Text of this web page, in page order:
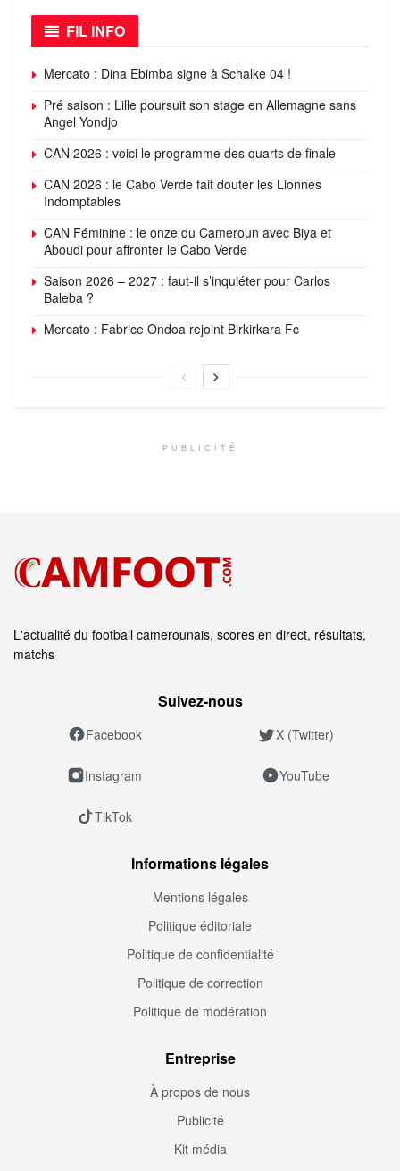
FIL INFO
Mercato : Dina Ebimba signe à Schalke 04 !
Pré saison : Lille poursuit son stage en Allemagne sans
Angel Yondjo
CAN 2026 : voici le programme des quarts de finale
CAN 2026 : le Cabo Verde fait douter les Lionnes
Indomptables
CAN Féminine : le onze du Cameroun avec Biya et
Aboudi pour affronter le Cabo Verde
Saison 2026 – 2027 : faut-il s’inquiéter pour Carlos
Baleba ?
Mercato : Fabrice Ondoa rejoint Birkirkara Fc
PUBLICITÉ
L'actualité du football camerounais, scores en direct, résultats,
matchs
Suivez‑nous
Facebook X (Twitter)
Instagram YouTube
TikTok
Informations légales
Mentions légales
Politique éditoriale
Politique de confidentialité
Politique de correction
Politique de modération
Entreprise
À propos de nous
Publicité
Kit média